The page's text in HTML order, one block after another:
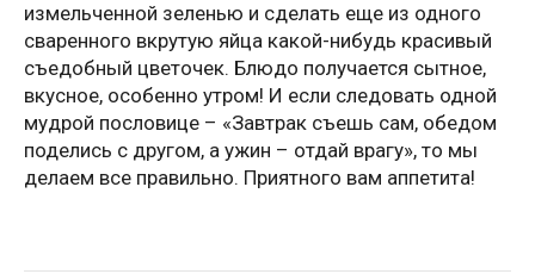
измельченной зеленью и сделать еще из одного
сваренного вкрутую яйца какой-нибудь красивый
съедобный цветочек. Блюдо получается сытное,
вкусное, особенно утром! И если следовать одной
мудрой пословице – «Завтрак съешь сам, обедом
поделись с другом, а ужин – отдай врагу», то мы
делаем все правильно. Приятного вам аппетита!